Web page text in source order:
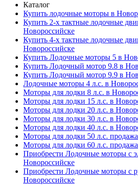
Каталог
Купить лодочные моторы в
Купить 2-х тактные лодочные
Новороссийске
Купить 4-х тактные лодочные
Новороссийске
Купить Лодочные моторы 5 в
Купить Лодочный мотор 9.8 в
Купить Лодочный мотор 9.9 в
Лодочные моторы 4 л.с. в
Моторы для лодки 8 л.с. в
Моторы для лодки 15 л.с. в
Моторы для лодки 20 л.с. в
Моторы для лодки 30 л.с. в
Моторы для лодки 40 л.с. в
Моторы для лодки 50 л.с.
Моторы для лодки 60 л.с.
Приобрести Лодочные моторы с
Новороссийске
Приобрести Лодочные моторы с
Новороссийске